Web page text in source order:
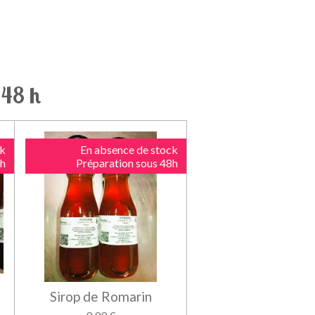
h
En absence de stock
Préparation sous 48h
Sirop de Romarin